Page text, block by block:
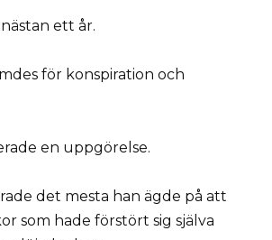
ett år.
för konspiration och
en uppgörelse.
det mesta han ägde på att
som hade förstört sig själva